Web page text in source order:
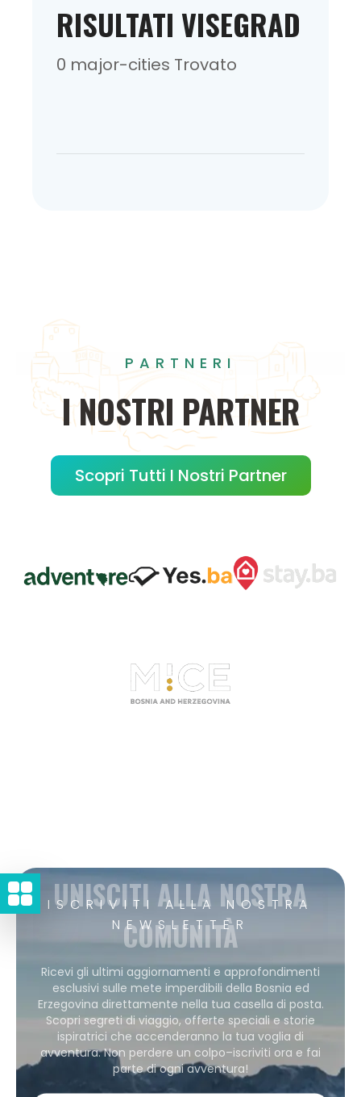
RISULTATI VISEGRAD
0 major-cities Trovato
PARTNERI
INOSTRI PARTNER
Scopri Tutti I Nostri Partner
ISCRIVITI ALLA NOSTRA
NEWSLETTER
UNISCITI ALLA NOSTRA
COMUNITÀ
Ricevi gli ultimi aggiornamenti e approfondimenti
esclusivi sulle mete imperdibili della Bosnia ed
Erzegovina direttamente nella tua casella di posta.
Scopri segreti di viaggio, offerte speciali e storie
ispiratrici che accenderanno la tua voglia di
avventura. Non perdere un colpo–iscriviti ora e fai
parte di ogni avventura!